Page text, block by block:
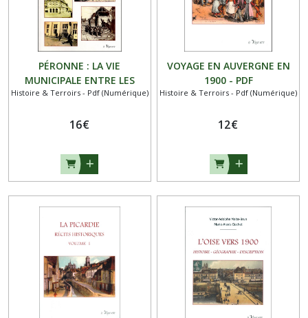
PÉRONNE : LA VIE
MUNICIPALE ENTRE LES
DEUX GUERRES MONDIALES
44 - PDF
Histoire & Terroirs - Pdf (Numérique)
16€
VOYAGE EN AUVERGNE EN
1900 - PDF
Histoire & Terroirs - Pdf (Numérique)
12€